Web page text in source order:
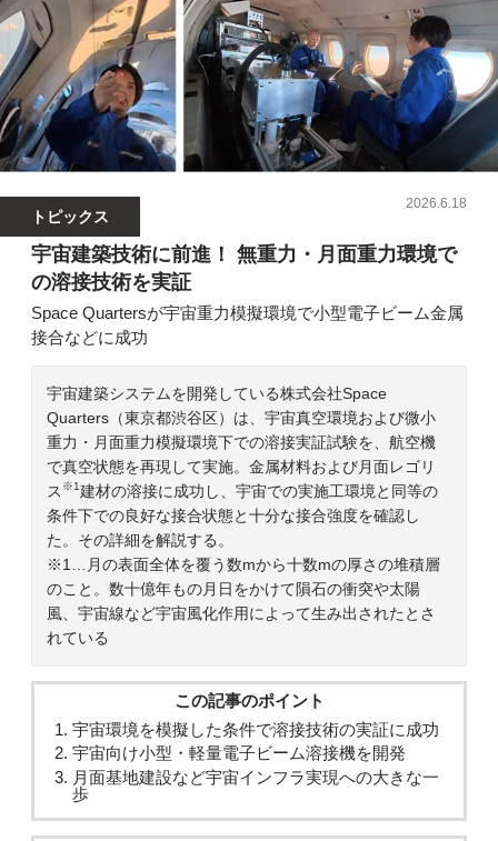
トピックス
2026.6.18
宇宙建築技術に前進！ 無重力・月面重力環境で
の溶接技術を実証
Space Quartersが宇宙重力模擬環境で小型電子ビーム金属
接合などに成功
宇宙建築システムを開発している株式会社Space
Quarters（東京都渋谷区）は、宇宙真空環境および微小
重力・月面重力模擬環境下での溶接実証試験を、航空機
で真空状態を再現して実施。金属材料および月面レゴリ
ス ※1建材の溶接に成功し、宇宙での実施工環境と同等の
条件下での良好な接合状態と十分な接合強度を確認し
た。その詳細を解説する。
※1…月の表面全体を覆う数mから十数mの厚さの堆積層
のこと。数十億年もの月日をかけて隕石の衝突や太陽
風、宇宙線など宇宙風化作用によって生み出されたとさ
れている
この記事のポイント
宇宙環境を模擬した条件で溶接技術の実証に成功
宇宙向け小型・軽量電子ビーム溶接機を開発
月面基地建設など宇宙インフラ実現への大きな一
歩